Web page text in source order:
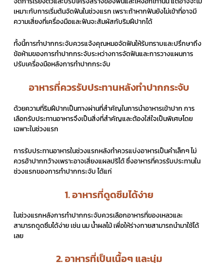
เหมาะกับการเริ่มต้นจัดฟันในช่วงแรก เพราะถ้าหากฟันยังไม่เข้าที่อาจมี
ความเสี่ยงที่เครื่องมือและฟันจะสัมผัสกับริมฝีปากได้
ทั้งนี้การทำปากกระจับควรแจ้งคุณหมอจัดฟันให้รับทราบและปรึกษาถึง
ข้อห้ามของการทำปากกระจับระหว่างการจัดฟันและการวางแผนการ
ปรับเครื่องมือหลังการทำปากกระจับ
อาหารที่ควรรับประทานหลังทำปากกระจับ
ด้วยความที่ริมฝีปากเป็นทางผ่านที่สำคัญในการนำอาหารเข้าปาก การ
เลือกรับประทานอาหารจึงเป็นสิ่งที่สำคัญและต้องใส่ใจเป็นพิเศษโดย
เฉพาะในช่วงแรก
การรับประทานอาหารในช่วงแรกหลังทำควรแบ่งอาหารเป็นคำเล็กๆ ไม่
ควรอ้าปากกว้างเพราะอาจเสี่ยงแผลปริได้ ซึ่งอาหารที่ควรรับประทานใน
ช่วงแรกของการทำปากกระจับ ได้แก่
1. อาหารที่ดูดซึมได้ง่าย
ในช่วงแรกหลังการทำปากกระจับควรเลือกอาหารที่ของเหลวและ
สามารถดูดซึมได้ง่าย เช่น นม น้ำผลไม้ เพื่อให้ร่างกายสามารถนำมาใช้ได้
เลย
2. อาหารที่เป็นเนื้อๆ และนุ่ม